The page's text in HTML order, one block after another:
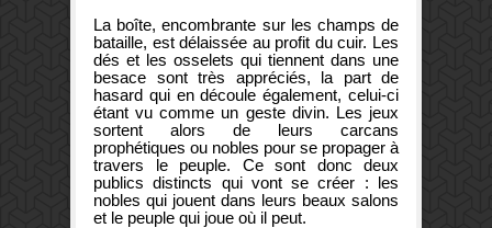
La boîte, encombrante sur les champs de
bataille, est délaissée au profit du cuir. Les
dés et les osselets qui tiennent dans une
besace sont très appréciés, la part de
hasard qui en découle également, celui-ci
étant vu comme un geste divin. Les jeux
sortent alors de leurs carcans
prophétiques ou nobles pour se propager à
travers le peuple. Ce sont donc deux
publics distincts qui vont se créer : les
nobles qui jouent dans leurs beaux salons
et le peuple qui joue où il peut.